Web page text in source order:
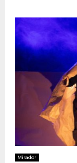
Mirador